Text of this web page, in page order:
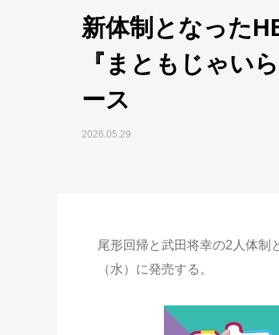
新体制となった
『まともじゃい
ース
2026.05.29
尾形回帰と武田将幸の2人体制
（水）に発売する。